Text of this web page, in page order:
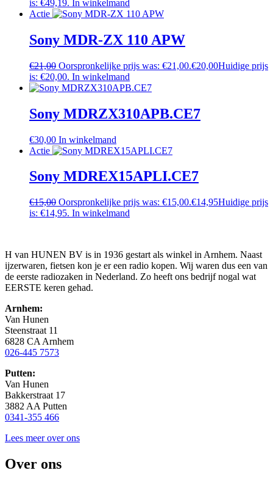
is: €49,19. In winkelmand
Actie
Sony MDR-ZX 110 APW
€21,00 Oorspronkelijke prijs was: €21,00.€20,00Huidige prijs
is: €20,00. In winkelmand
Sony MDRZX310APB.CE7
€30,00 In winkelmand
Actie
Sony MDREX15APLI.CE7
€15,00 Oorspronkelijke prijs was: €15,00.€14,95Huidige prijs
is: €14,95. In winkelmand
H van HUNEN BV is in 1936 gestart als winkel in Arnhem. Naast
ijzerwaren, fietsen kon je er een radio kopen. Wij waren dus een van
de eerste radiozaken in Nederland. Zo heeft ons bedrijf nogal wat
EERSTE keren gehad.
Arnhem:
Van Hunen
Steenstraat 11
6828 CA Arnhem
026-445 7573
Putten:
Van Hunen
Bakkerstraat 17
3882 AA Putten
0341-355 466
Lees meer over ons
Over ons